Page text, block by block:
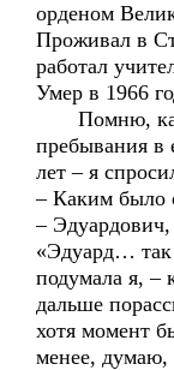
орденом
Проживал в
работал
Умер в 1966
Помню, как
пребывания в
лет – я
– Каким было
– Эдуардович,
«Эдуард… так
подумала я, –
дальше
хотя момент
менее, думаю,